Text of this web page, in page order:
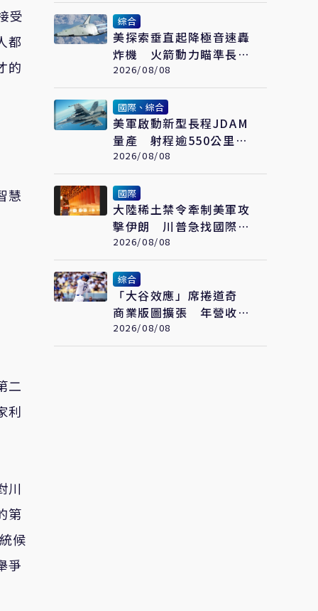
受
都
的
慧
二
利
川
第
候
爭
綜合
美探索垂直起降極音速轟
炸機 火箭動力瞄準長程
高速打擊
2026/08/08
國際、綜合
美軍啟動新型長程JDAM
量產 射程逾550公里、
低成本 防區外打擊新利
器
2026/08/08
國際
大陸稀土禁令牽制美軍攻
擊伊朗 川普急找國際礦
業巨頭開會反制
2026/08/08
綜合
「大谷效應」席捲道奇
商業版圖擴張 年營收衝
破322億元 只是起點
2026/08/08